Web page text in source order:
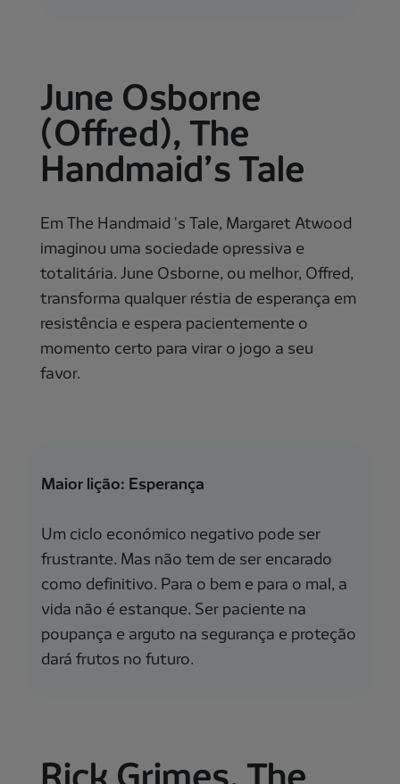
June Osborne
(Offred), The
Handmaid’s Tale
Em The Handmaid 's Tale, Margaret Atwood
imaginou uma sociedade opressiva e
totalitária. June Osborne, ou melhor, Offred,
transforma qualquer réstia de esperança em
resistência e espera pacientemente o
momento certo para virar o jogo a seu
favor.
Maior lição: Esperança
Um ciclo económico negativo pode ser
frustrante. Mas não tem de ser encarado
como definitivo. Para o bem e para o mal, a
vida não é estanque. Ser paciente na
poupança e arguto na segurança e proteção
dará frutos no futuro.
Rick Grimes, The